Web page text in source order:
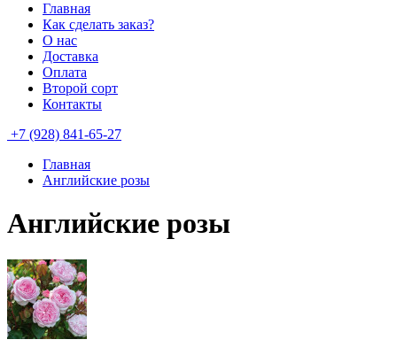
Главная
Как сделать заказ?
О нас
Доставка
Оплата
Второй сорт
Контакты
+7 (928) 841-65-27
Главная
Английские розы
Английские розы